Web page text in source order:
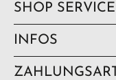
SHOP SERVICE
INFOS